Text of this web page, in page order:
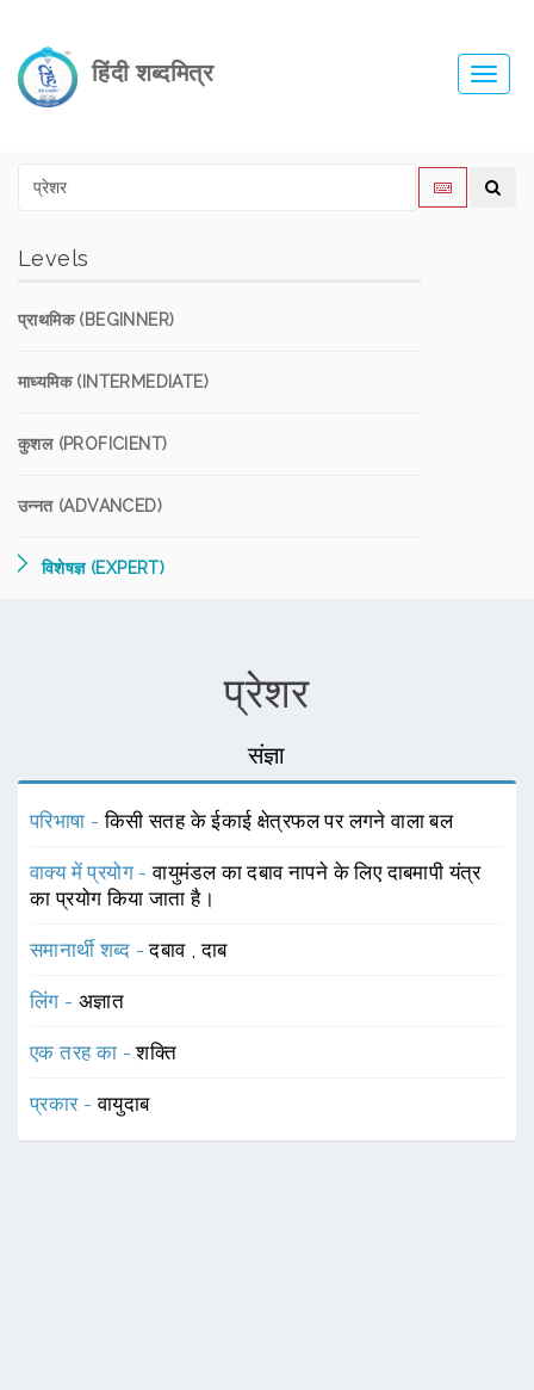
हिंदी शब्दमित्र
Levels
प्राथमिक (BEGINNER)
माध्यमिक (INTERMEDIATE)
कुशल (PROFICIENT)
उन्नत (ADVANCED)
विशेषज्ञ (EXPERT)
प्रेशर
संज्ञा
परिभाषा -किसी सतह के ईकाई क्षेत्रफल पर लगने वाला बल
वाक्य में प्रयोग -वायुमंडल का दबाव नापने के लिए दाबमापी यंत्र
का प्रयोग किया जाता है।
समानार्थी शब्द -दबाव ,दाब
लिंग - अज्ञात
एक तरह का -शक्ति
प्रकार -वायुदाब